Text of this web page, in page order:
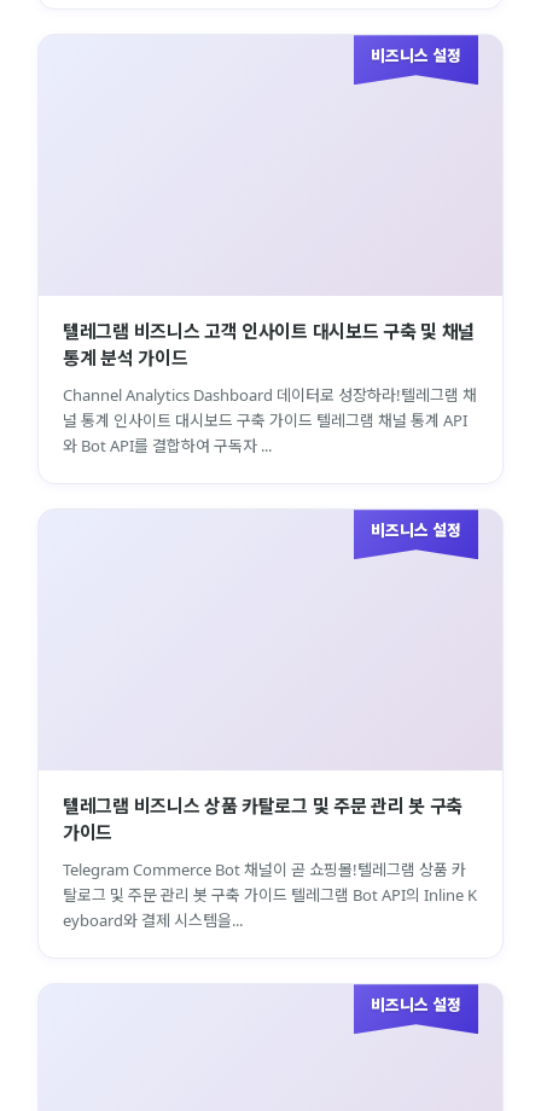
비즈니스 설정
텔레그램 비즈니스 고객 인사이트 대시보드 구축 및 채널
통계 분석 가이드
Channel Analytics Dashboard 데이터로 성장하라!텔레그램 채
널 통계 인사이트 대시보드 구축 가이드 텔레그램 채널 통계 API
와 Bot API를 결합하여 구독자 ...
비즈니스 설정
텔레그램 비즈니스 상품 카탈로그 및 주문 관리 봇 구축
가이드
Telegram Commerce Bot 채널이 곧 쇼핑몰!텔레그램 상품 카
탈로그 및 주문 관리 봇 구축 가이드 텔레그램 Bot API의 Inline K
eyboard와 결제 시스템을...
비즈니스 설정